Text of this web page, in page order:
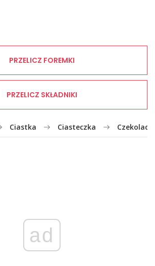
PRZELICZ FOREMKI
PRZELICZ SKŁADNIKI
Ciastka Ciasteczka
ad